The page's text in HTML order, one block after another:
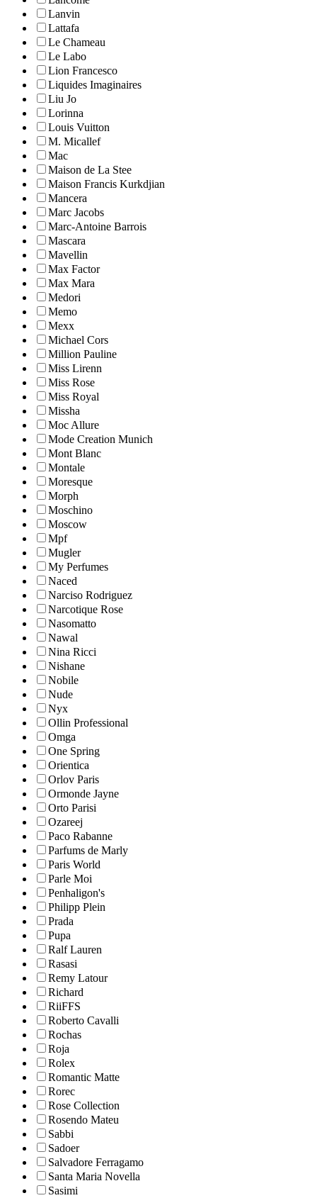
Lanvin
Lattafa
Le Chameau
Le Labo
Lion Francesco
Liquides Imaginaires
Liu Jo
Lorinna
Louis Vuitton
M. Micallef
Mac
Maison de La Stee
Maison Francis Kurkdjian
Mancera
Marc Jacobs
Marc-Antoine Barrois
Mascara
Mavellin
Max Factor
Max Mara
Medori
Memo
Mexx
Michael Cors
Million Pauline
Miss Lirenn
Miss Rose
Miss Royal
Missha
Moc Allure
Mode Creation Munich
Mont Blanc
Montale
Moresque
Morph
Moschino
Moscow
Mpf
Mugler
My Perfumes
Naced
Narciso Rodriguez
Narcotique Rose
Nasomatto
Nawal
Nina Ricci
Nishane
Nobile
Nude
Nyx
Ollin Professional
Omga
One Spring
Orientica
Orlov Paris
Ormonde Jayne
Orto Parisi
Ozareej
Paco Rabanne
Parfums de Marly
Paris World
Parle Moi
Penhaligon's
Philipp Plein
Prada
Pupa
Ralf Lauren
Rasasi
Remy Latour
Richard
RiiFFS
Roberto Cavalli
Rochas
Roja
Rolex
Romantic Matte
Rorec
Rose Collection
Rosendo Mateu
Sabbi
Sadoer
Salvadore Ferragamo
Santa Maria Novella
Sasimi